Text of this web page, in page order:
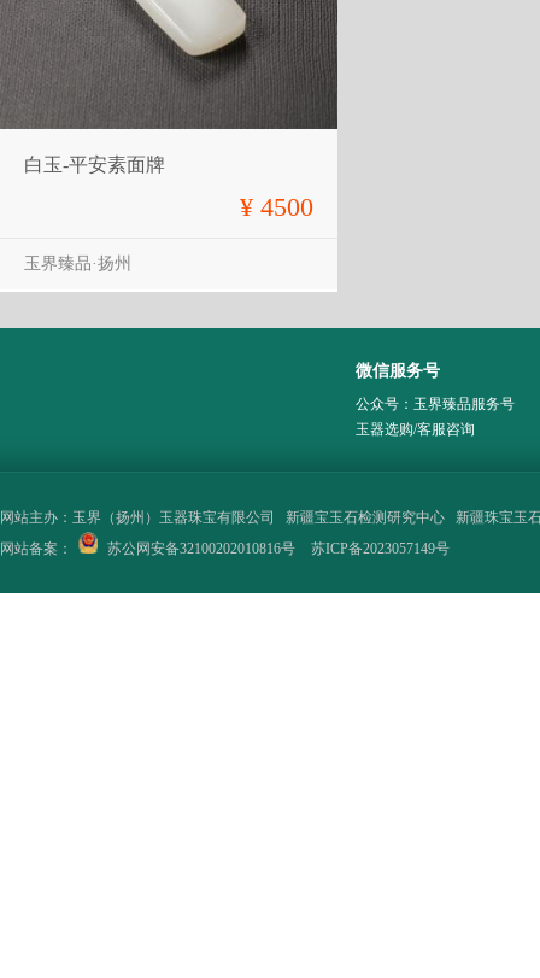
白玉-平安素面牌
¥ 4500
玉界臻品·扬州
微信服务号
公众号：玉界臻品服务号
玉器选购/客服咨询
网站主办： 玉界（扬州）玉器珠宝有限公司 新疆宝玉石检测研究中心
新疆珠宝玉
网站备案：
苏公网安备32100202010816号 苏ICP备2023057149号